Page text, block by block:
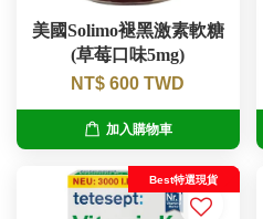
美國Solimo褪黑激素軟糖
(草莓口味5mg)
NT$ 600 TWD
加入購物車
Best特選現貨